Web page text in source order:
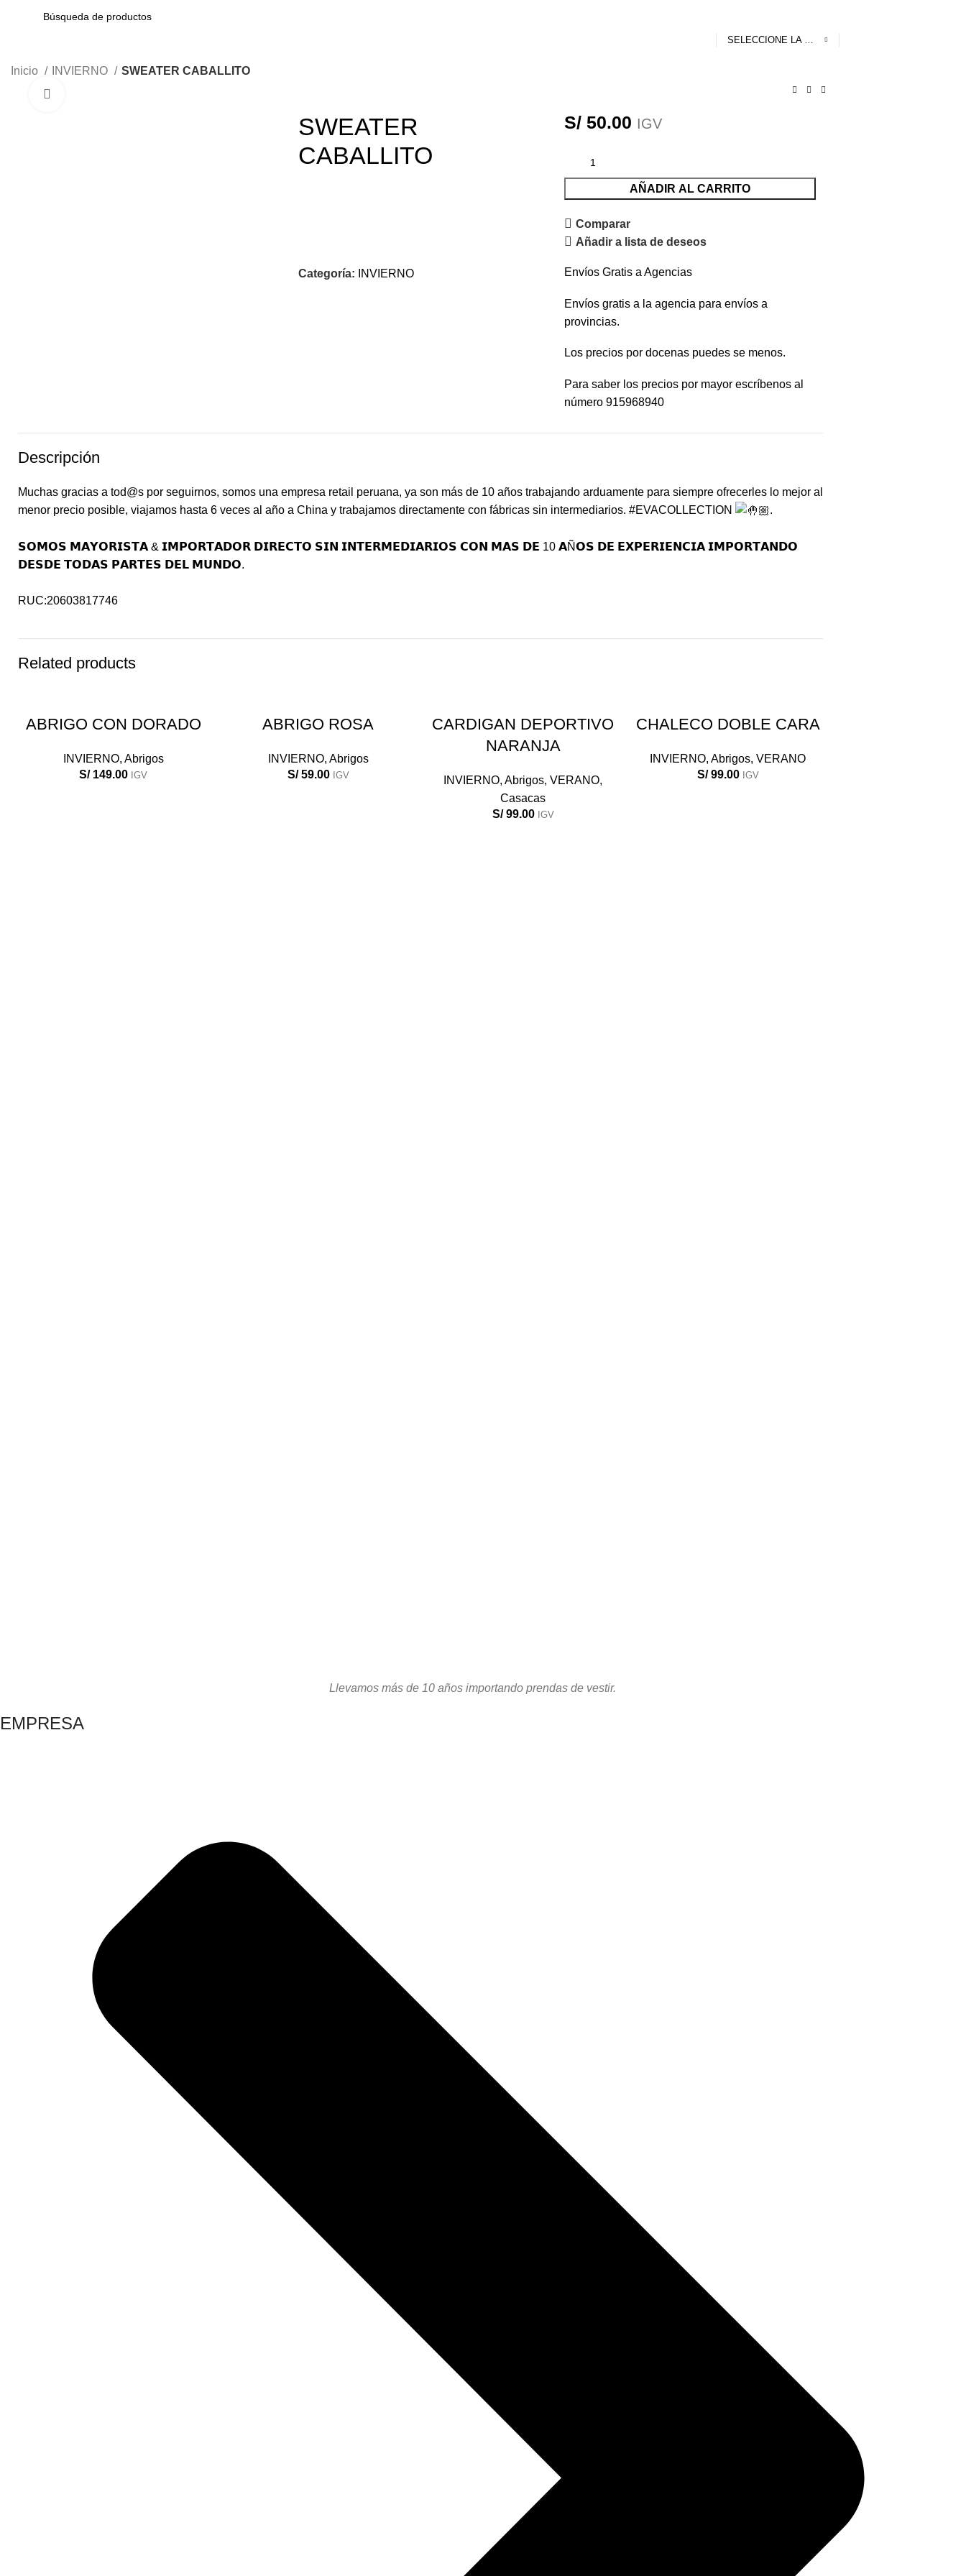
SELECCIONE LA CATEGORÍA
Inicio INVIERNO SWEATER CABALLITO
SWEATER
CABALLITO
S/50.00 IGV
AÑADIR AL CARRITO
Comparar
Añadir a lista de deseos
Categoría: INVIERNO Envíos Gratis a Agencias
Envíos gratis a la agencia para envíos a
provincias.
Los precios por docenas puedes se menos.
Para saber los precios por mayor escríbenos al
número 915968940
Descripción
Muchas gracias a tod@s por seguirnos, somos una empresa retail peruana, ya son más de 10 años trabajando arduamente para siempre ofrecerles lo mejor al
menor precio posible, viajamos hasta 6 veces al año a China y trabajamos directamente con fábricas sin intermediarios. #EVACOLLECTION .
𝗦𝗢𝗠𝗢𝗦 𝗠𝗔𝗬𝗢𝗥𝗜𝗦𝗧𝗔 & 𝗜𝗠𝗣𝗢𝗥𝗧𝗔𝗗𝗢𝗥 𝗗𝗜𝗥𝗘𝗖𝗧𝗢 𝗦𝗜𝗡 𝗜𝗡𝗧𝗘𝗥𝗠𝗘𝗗𝗜𝗔𝗥𝗜𝗢𝗦 𝗖𝗢𝗡 𝗠𝗔𝗦 𝗗𝗘 10 𝗔Ñ𝗢𝗦 𝗗𝗘 𝗘𝗫𝗣𝗘𝗥𝗜𝗘𝗡𝗖𝗜𝗔 𝗜𝗠𝗣𝗢𝗥𝗧𝗔𝗡𝗗𝗢
𝗗𝗘𝗦𝗗𝗘 𝗧𝗢𝗗𝗔𝗦 𝗣𝗔𝗥𝗧𝗘𝗦 𝗗𝗘𝗟 𝗠𝗨𝗡𝗗𝗢.
RUC:20603817746
Related products
ABRIGO CON DORADO
INVIERNO, Abrigos
S/149.00 IGV
ABRIGO ROSA
INVIERNO, Abrigos
S/59.00 IGV
CARDIGAN DEPORTIVO
NARANJA
INVIERNO, Abrigos, VERANO,
Casacas
S/99.00 IGV
CHALECO DOBLE CARA
INVIERNO, Abrigos, VERANO
S/99.00 IGV
Llevamos más de 10 años importando prendas de vestir.
EMPRESA